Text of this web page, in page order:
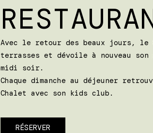
Avec le retour des beaux jours, le
terrasses et dévoile à nouveau son
midi soir.
Chaque dimanche au déjeuner
Chalet avec son kids club.
RÉSERVER